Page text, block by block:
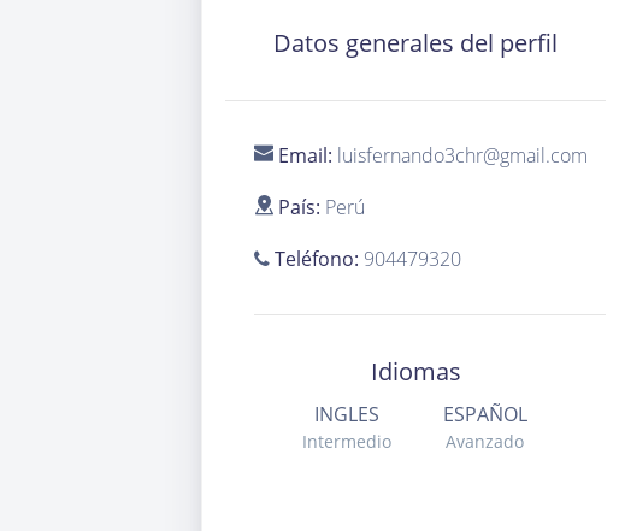
Datos generales del perfil
Email: luisfernando3chr@gmail.com
País: Perú
Teléfono: 904479320
Idiomas
INGLES
Intermedio
ESPAÑOL
Avanzado